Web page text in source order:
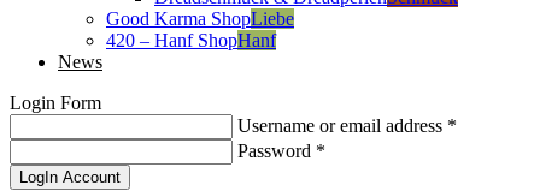
Good Karma ShopLiebe
420 – Hanf ShopHanf
News
Login Form
Username or email address *
Password *
LogIn Account